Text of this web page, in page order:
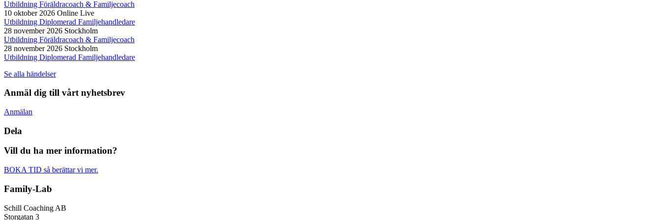
Utbildning Föräldracoach & Familjecoach
10 oktober 2026 Online Live
Utbildning Diplomerad Familjehandledare
28 november 2026 Stockholm
Utbildning Föräldracoach & Familjecoach
28 november 2026 Stockholm
Utbildning Diplomerad Familjehandledare
Se alla händelser
Anmäl dig till vårt nyhetsbrev
Anmälan
Dela
Vill du ha mer information?
BOKA TID så berättar vi mer.
Family-Lab
Schill Coaching AB
Storgatan 3